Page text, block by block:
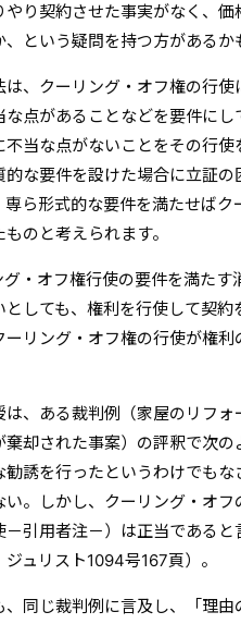
やり契約させた事実がなく、
という疑問を持つ方があるか
は、クーリング・オフ権の行
点があることなどを要件に
当な点がないことをその行使
な要件を設けた場合に立証
ら形式的な要件を満たせば
のと考えられます。
グ・オフ権行使の要件を満た
としても、権利を行使して契
リング・オフ権の行使が権
は、ある裁判例（家屋のリフ
却された事案）の評釈で次の
勧誘を行ったというわけでも
。しかし、クーリング・オ
－引用者注－）は正当である
ュリスト1094号167頁）。
、同じ裁判例に言及し、「理